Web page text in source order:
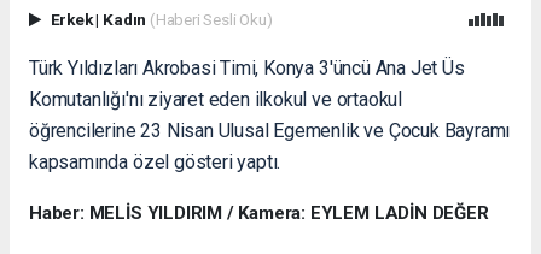
Erkek| Kadın (Haberi Sesli Oku)
Türk Yıldızları Akrobasi Timi, Konya 3'üncü Ana Jet Üs
Komutanlığı'nı ziyaret eden ilkokul ve ortaokul
öğrencilerine 23 Nisan Ulusal Egemenlik ve Çocuk Bayramı
kapsamında özel gösteri yaptı.
Haber: MELİS YILDIRIM / Kamera: EYLEM LADİN DEĞER